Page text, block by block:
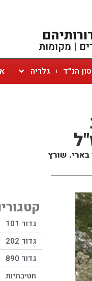
| מקומות
הנ״ד גלריה
שורץ
גדוד 101
גדוד 202
גדוד 890
חטיבתיות